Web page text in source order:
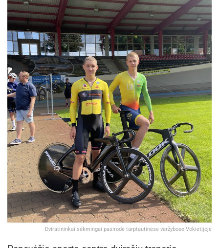
Dviratininkai sėkmingai pasirodė tarptautinėse varžybose Vokietijoje